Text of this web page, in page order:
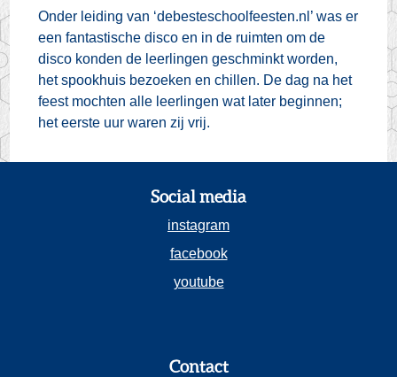
Onder leiding van ‘debesteschoolfeesten.nl’ was er
een fantastische disco en in de ruimten om de
disco kondende leerlingen geschminkt worden,
het spookhuis bezoeken en chillen. De dag na het
feest mochten alle leerlingen wat later beginnen;
het eerste uur waren zij vrij.
Social media
instagram
facebook
youtube
Contact